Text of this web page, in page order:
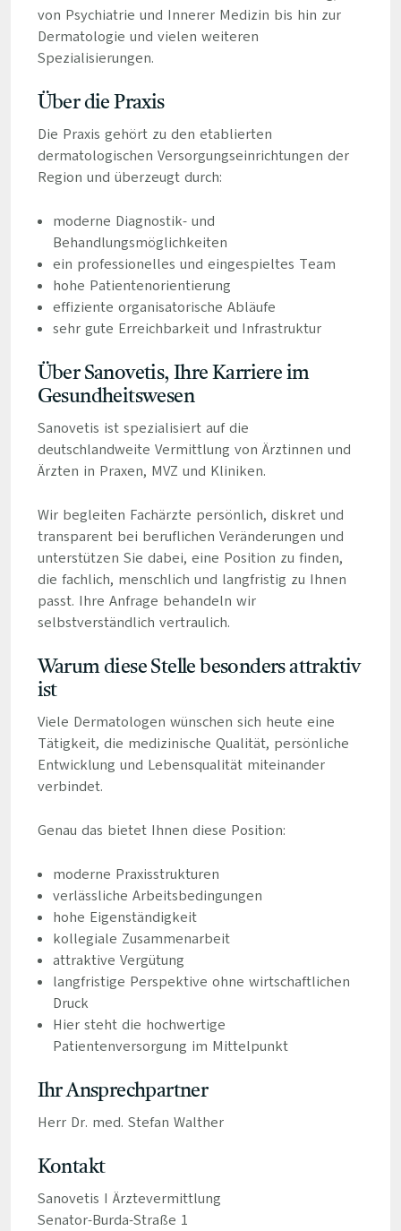
von Psychiatrie und Innerer Medizin bis hin zur
Dermatologie und vielen weiteren
Spezialisierungen.
Über die Praxis
Die Praxis gehört zu den etablierten
dermatologischen Versorgungseinrichtungen der
Region und überzeugt durch:
moderne Diagnostik- und
Behandlungsmöglichkeiten
ein professionelles und eingespieltes Team
hohe Patientenorientierung
effiziente organisatorische Abläufe
sehr gute Erreichbarkeit und Infrastruktur
Über Sanovetis, Ihre Karriere im
Gesundheitswesen
Sanovetis ist spezialisiert auf die
deutschlandweite Vermittlung von Ärztinnen und
Ärzten in Praxen, MVZ und Kliniken.
Wir begleiten Fachärzte persönlich, diskret und
transparent bei beruflichen Veränderungen und
unterstützen Sie dabei, eine Position zu finden,
die fachlich, menschlich und langfristig zu Ihnen
passt. Ihre Anfrage behandeln wir
selbstverständlich vertraulich.
Warum diese Stelle besonders attraktiv
ist
Viele Dermatologen wünschen sich heute eine
Tätigkeit, die medizinische Qualität, persönliche
Entwicklung und Lebensqualität miteinander
verbindet.
Genau das bietet Ihnen diese Position:
moderne Praxisstrukturen
verlässliche Arbeitsbedingungen
hohe Eigenständigkeit
kollegiale Zusammenarbeit
attraktive Vergütung
langfristige Perspektive ohne wirtschaftlichen
Druck
Hier steht die hochwertige
Patientenversorgung im Mittelpunkt
Ihr Ansprechpartner
Herr Dr. med. Stefan Walther
Kontakt
Sanovetis I Ärztevermittlung
Senator-Burda-Straße 1